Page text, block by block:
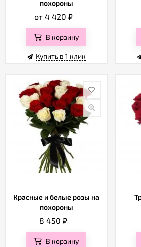
похороны
от 4 420 ₽
В корзину
Купить в 1 клик
Красные и белые розы на
похороны
8 450₽
В корзину